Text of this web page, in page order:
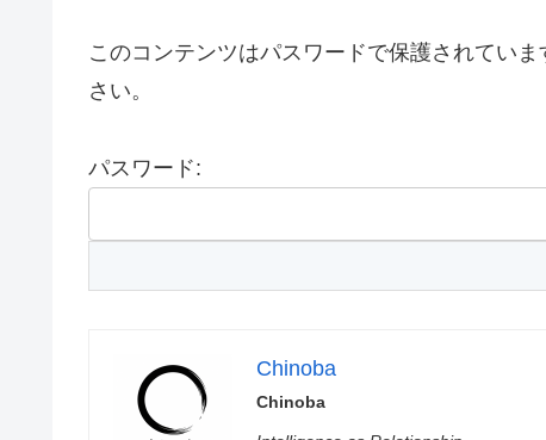
このコンテンツはパスワードで保護されてい
さい。
パスワード:
Chinoba
Chinoba